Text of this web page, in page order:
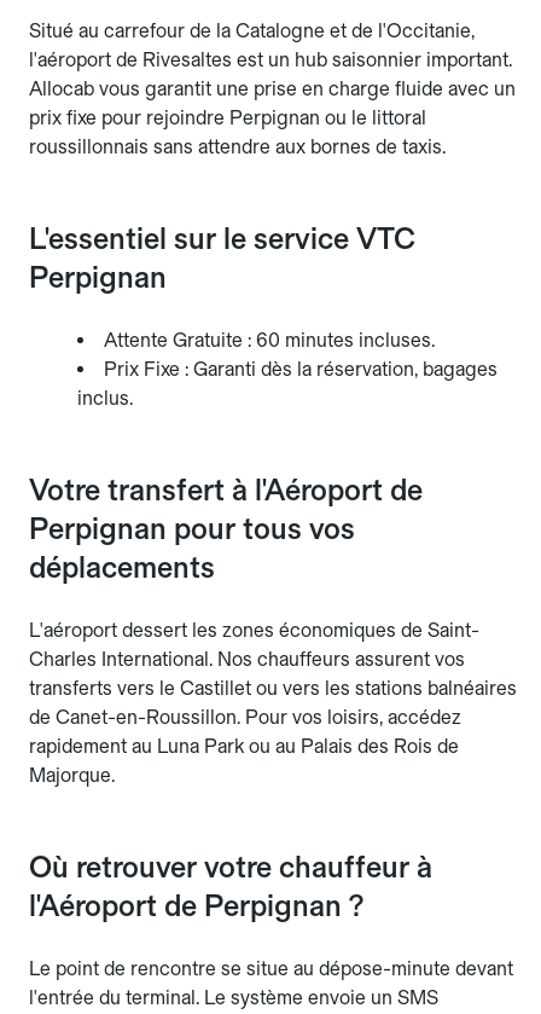
Situé au carrefour de la Catalogne et de l'Occitanie,
l'aéroport de Rivesaltes est un hub saisonnier important.
Allocab vous garantit une prise en charge fluide avec un
prix fixe pour rejoindre Perpignan ou le littoral
roussillonnais sans attendre aux bornes de taxis.
L'essentiel sur le service VTC
Perpignan
Attente Gratuite : 60 minutes incluses.
Prix Fixe : Garanti dès la réservation, bagages
inclus.
Votre transfert à l'Aéroport de
Perpignan pour tous vos
déplacements
L'aéroport dessert les zones économiques de Saint-
Charles International. Nos chauffeurs assurent vos
transferts vers le Castillet ou vers les stations balnéaires
de Canet-en-Roussillon. Pour vos loisirs, accédez
rapidement au Luna Park ou au Palais des Rois de
Majorque.
Où retrouver votre chauffeur à
l'Aéroport de Perpignan ?
Le point de rencontre se situe au dépose-minute devant
l'entrée du terminal. Le système envoie un SMS